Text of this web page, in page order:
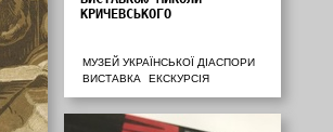
КРИЧЕВСЬКОГО
МУЗЕЙ УКРАЇНСЬКОЇ ДІАСПОРИ
ВИСТАВКА
ЕКСКУРСІЯ